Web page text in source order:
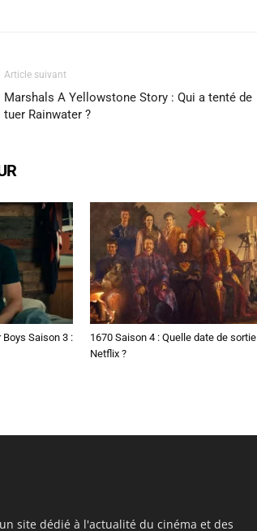
Article suivant
Marshals A Yellowstone Story : Qui a tenté de
tuer Rainwater ?
Saison 3 :
1670 Saison 4 : Quelle date de sortie
Netflix ?
site dédié à l'actualité du cinéma et des